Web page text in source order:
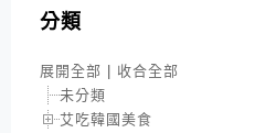
分類
展開全部
收合全部
未分類
艾吃韓國美食